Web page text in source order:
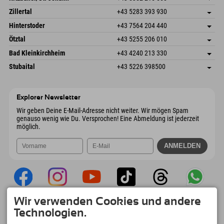
6793 Gaschurn/Montafon
Österreich
Anreiseinfos
Buchen
Speckbacherstraße 87
Österreich
Adresse speichern
Buchen
Zillertal +43 5283 393 930
Schmiedau 2
6272 Kaltenbach im Zillertal
Österreich
Adresse speichern
Anreiseinfos
Buchen
Hinterstoder +43 7564 204 440
Freizeitpark 10
Österreich
Adresse speichern
Buchen
Ötztal +43 5255 206 010
Gscheat 14
6441 Umhausen
Österreich
Adresse speichern
Anreiseinfos
Buchen
Bad Kleinkirchheim +43 4240 213 330
Dorfstraße 24
Adresse speichern
Stubaital +43 5226 398500
Explorer Newsletter
Wir geben Deine E-Mail-Adresse nicht weiter. Wir mögen Spam
genauso wenig wie Du. Versprochen! Eine Abmeldung ist jederzeit
möglich.
Explorer App
Wir verwenden Cookies und andere
Technologien.